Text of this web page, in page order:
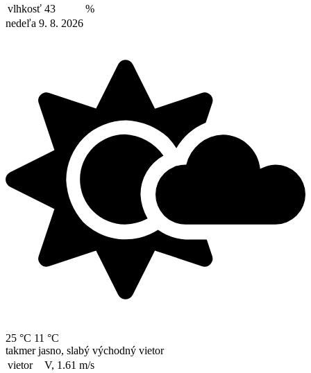
vlhkosť 43
%
nedeľa 9. 8. 2026
25 °C 11 °C
takmer jasno, slabý východný vietor
vietor
V, 1.61 m/s